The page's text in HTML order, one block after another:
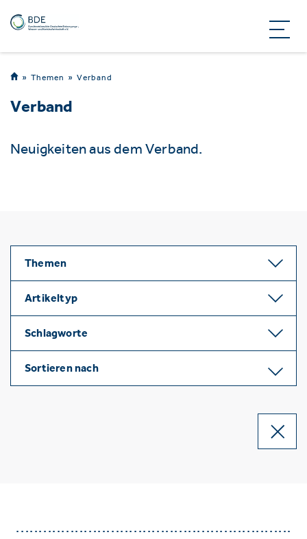
Themen Verband
Verband
Neuigkeiten aus dem Verband.
Themen
Artikeltyp
Schlagworte
Sortieren nach